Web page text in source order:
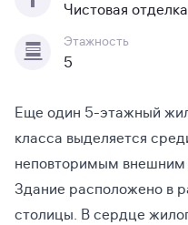
Чистовая отделка
Этажность
5
Еще один 5-этажный
класса выделяется
неповторимым
Здание расположено в
столицы. В сердце